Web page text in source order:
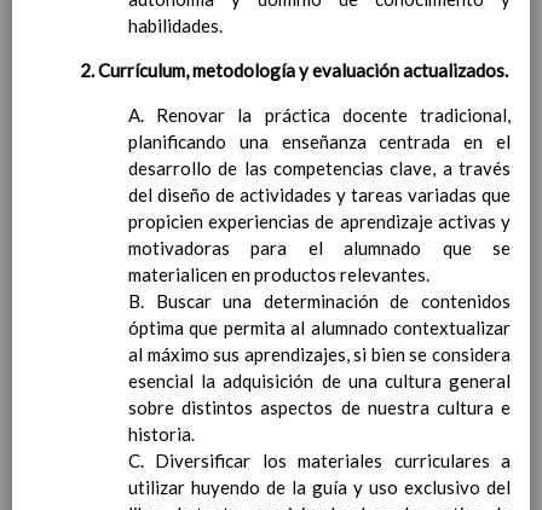
Ã¡rea y de
Ãrea de Ciencias Sociales
ContribuciÃ³n del Ã¡rea a
las competencias clave
ConcreciÃ³n curricular
para la etapa. Perfiles de
Ã¡rea y de
competencias
En revisiÃ³n
Ãrea de EducaciÃ³n FÃ­sica
Objetivos del Ã¡rea
ContribuciÃ³n del Ã¡rea a
las competencias clave
ConcreciÃ³n curricular
para la etapa. Perfiles de
Ãrea de EducaciÃ³n ArtÃ­stica
Objetivos del Ã¡rea
habilidades.
2. Currículum, metodología y evaluación actualizados.
A. Renovar la práctica docente tradicional,
planificando una enseñanza centrada en el
desarrollo de las competencias clave, a través
del diseño de actividades y tareas variadas que
propicien experiencias de aprendizaje activas y
motivadoras para el alumnado que se
materialicen en productos relevantes.
B. Buscar una determinación de contenidos
óptima que permita al alumnado contextualizar
al máximo sus aprendizajes, si bien se considera
esencial la adquisición de una cultura general
sobre distintos aspectos de nuestra cultura e
historia.
C. Diversificar los materiales curriculares a
utilizar huyendo de la guía y uso exclusivo del